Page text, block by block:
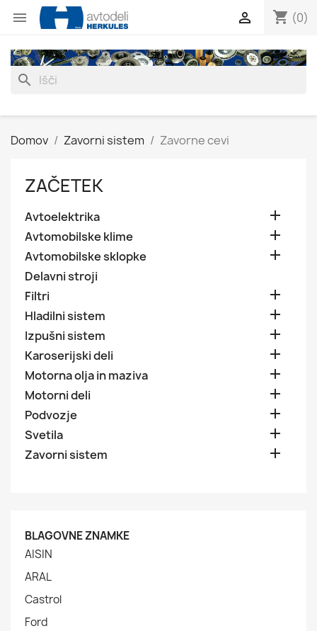
 shopping_cart (0)

search
Domov Zavorni sistem Zavorne cevi
ZAČETEK
Avtoelektrika 
Avtomobilske klime 
Avtomobilske sklopke 
Delavni stroji
Filtri

Hladilni sistem 
Izpušni sistem 
Karoserijski deli 
Motorna olja in maziva 
Motorni deli 
Podvozje 
Svetila 
Zavorni sistem 
BLAGOVNE ZNAMKE
AISIN
ARAL
Castrol
Ford